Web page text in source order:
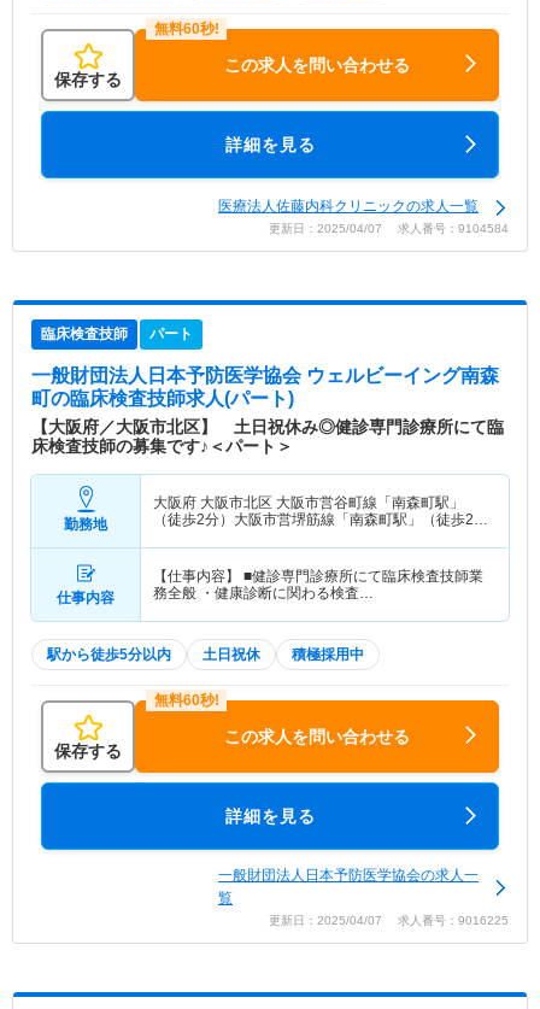
保存する
この求人を問い合わせる
詳細を見る
医療法人佐藤内科クリニックの求人一覧
更新日：2025/04/07 求人番号：9104584
臨床検査技師 パート
一般財団法人日本予防医学協会 ウェルビーイング南森
町の臨床検査技師求人(パート)
【大阪府／大阪市北区】 土日祝休み◎健診専門診療所にて臨
床検査技師の募集です♪＜パート＞
勤務地
大阪府 大阪市北区 大阪市営谷町線「南森町駅」
（徒歩2分）大阪市営堺筋線「南森町駅」（徒歩2
仕事内容
【仕事内容】 ■健診専門診療所にて臨床検査技師業
務全般 ・健康診断に関わる検査…
駅から徒歩5分以内 土日祝休 積極採用中
保存する
この求人を問い合わせる
詳細を見る
一般財団法人日本予防医学協会の求人一
覧
更新日：2025/04/07 求人番号：9016225